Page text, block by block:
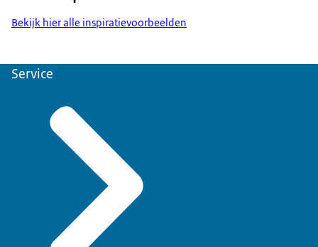
Bekijk hier alle inspiratievoorbeelden
Service